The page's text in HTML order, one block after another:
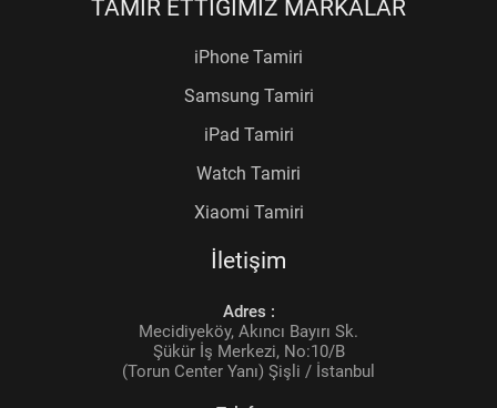
TAMİR ETTİĞİMİZ MARKALAR
iPhone Tamiri
Samsung Tamiri
iPad Tamiri
Watch Tamiri
Xiaomi Tamiri
İletişim
Adres :
Mecidiyeköy, Akıncı Bayırı Sk.
Şükür İş Merkezi, No:10/B
(Torun Center Yanı) Şişli / İstanbul